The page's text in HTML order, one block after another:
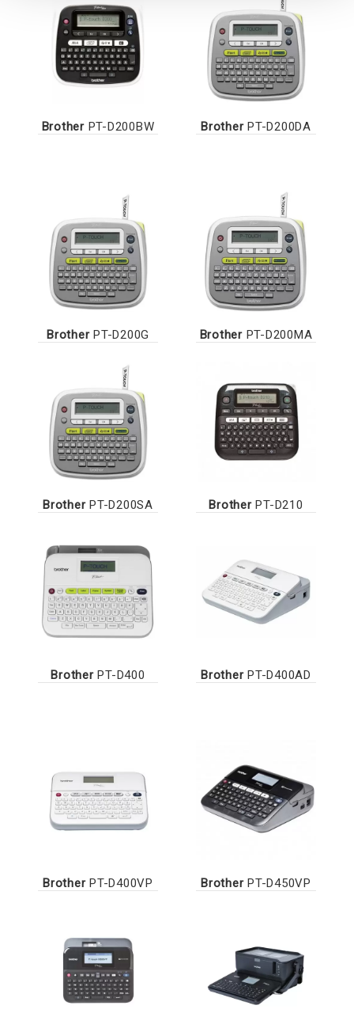
BrotherPT-D200BW BrotherPT-D200DA
BrotherPT-D200G BrotherPT-D200MA
BrotherPT-D200SA BrotherPT-D210
BrotherPT-D400 BrotherPT-D400AD
BrotherPT-D400VP BrotherPT-D450VP